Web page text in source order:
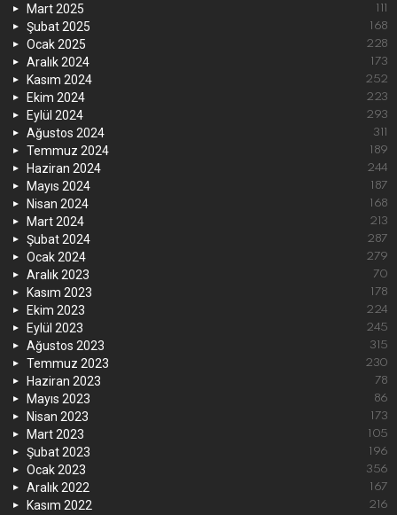
Mart 2025 111
Şubat 2025 168
Ocak 2025 228
Aralık 2024 173
Kasım 2024 252
Ekim 2024 223
Eylül 2024 293
Ağustos 2024 311
Temmuz 2024 189
Haziran 2024 244
Mayıs 2024 187
Nisan 2024 168
Mart 2024 213
Şubat 2024 287
Ocak 2024 279
Aralık 2023 70
Kasım 2023 178
Ekim 2023 224
Eylül 2023 245
Ağustos 2023 315
Temmuz 2023 230
Haziran 2023 78
Mayıs 2023 86
Nisan 2023 173
Mart 2023 105
Şubat 2023 196
Ocak 2023 356
Aralık 2022 167
Kasım 2022 216